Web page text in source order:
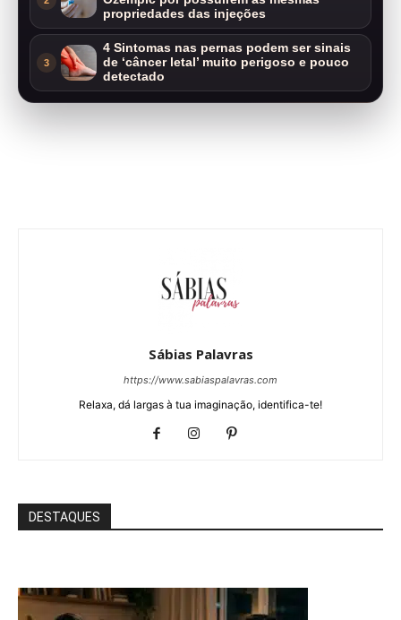
propriedades das injeções
3
4 Sintomas nas pernas podem ser sinais
de ‘câncer letal’ muito perigoso e pouco
detectado
Sábias Palavras
https://www.sabiaspalavras.com
Relaxa, dá largas à tua imaginação, identifica-te!
DESTAQUES